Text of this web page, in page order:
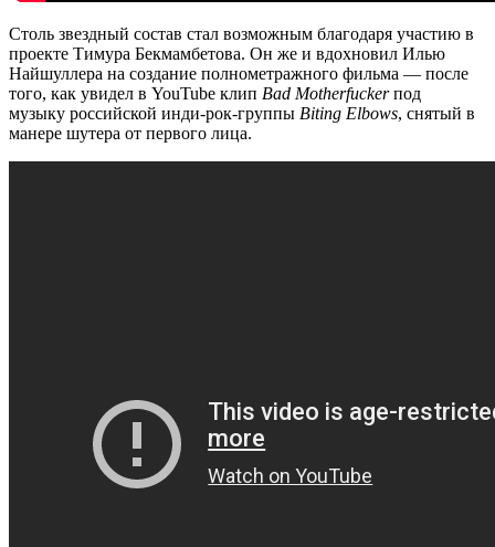
Столь звездный состав стал возможным благодаря участию в
проекте Тимура Бекмамбетова. Он же и вдохновил Илью
Найшуллера на создание полнометражного фильма — после
того, как увидел в YouTube клип Bad Motherfuckerпод
музыку российской инди-рок-группы Biting Elbows, снятый в
манере шутера от первого лица.